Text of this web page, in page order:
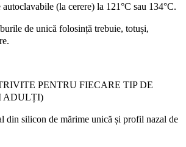
(la cerere) la 121°C sau 134°C.
de unică folosință trebuie, totuși,
PENTRU FIECARE TIP DE
ADULȚI)
din silicon de mărime unică și profil nazal de